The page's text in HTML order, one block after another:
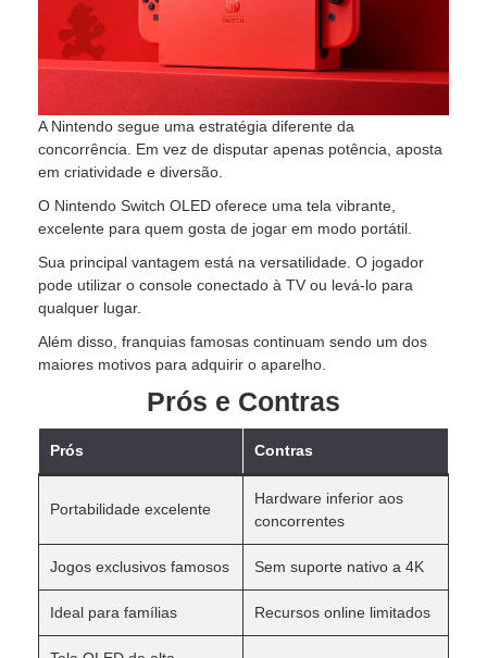
A Nintendo segue uma estratégia diferente da
concorrência. Em vez de disputar apenas potência, aposta
em criatividade e diversão.
O Nintendo Switch OLED oferece uma tela vibrante,
excelente para quem gosta de jogar em modo portátil.
Sua principal vantagem está na versatilidade. O jogador
pode utilizar o console conectado à TV ou levá-lo para
qualquer lugar.
Além disso, franquias famosas continuam sendo um dos
maiores motivos para adquirir o aparelho.
Prós e Contras
Prós Contras
Portabilidade excelente
Hardware inferior aos
concorrentes
Jogos exclusivos famosos Sem suporte nativo a 4K
Ideal para famílias Recursos online limitados